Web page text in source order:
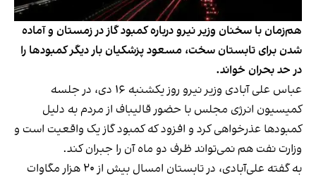
هم‌زمان با سخنان وزیر نیرو درباره کمبود گاز در زمستان و آماده
شدن برای تابستان سخت، مسعود پزشکیان بار دیگر کمبودها را
در حد بحران خواند.
عباس علی آبادی وزیر نیرو روز یکشنبه ۱۶ دی، در جلسه
کمیسیون انرژی مجلس با حضور قالیباف از مردم به دلیل
کمبودها عذرخواهی کرد و افزود که کمبود گاز یک واقعیت است و
وزارت نفت هم نمی‌تواند ظرف دو ماه آن را جبران کند.
به گفته علی‌آبادی، در تابستان امسال بیش از ۲۰ هزار مگاوات